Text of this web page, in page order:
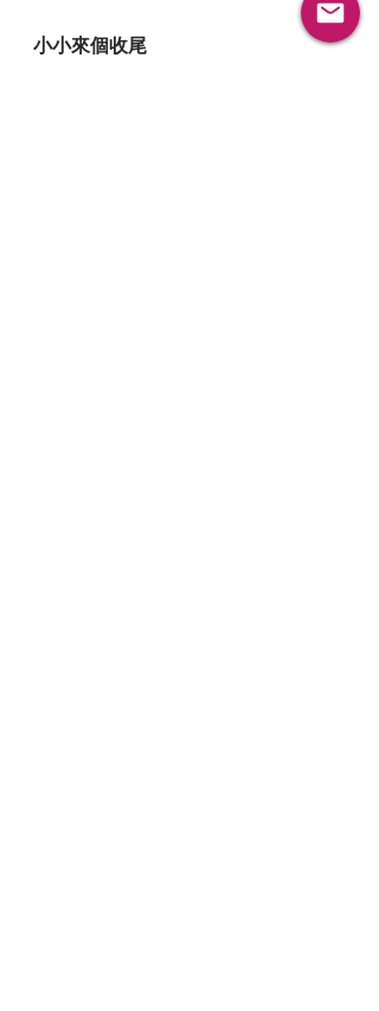
小小來個收尾